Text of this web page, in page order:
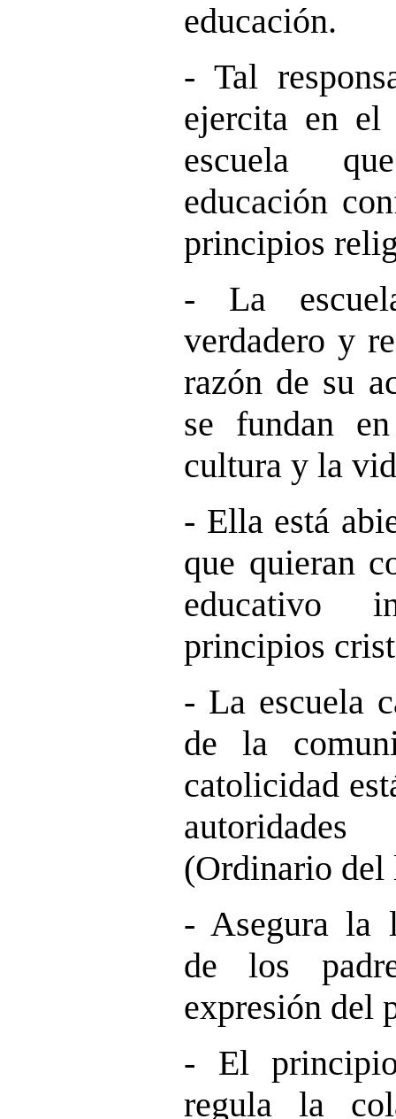
educación.
- Tal
ejercita en el
escuela
educación
principios
- La
verdadero y
razón de su
se fundan
cultura y la
- Ella está
que quieran
educativo
principios
- La escuela
de la
catolicidad
(Ordinario del
- Asegura la
de los
expresión del
- El
regula la